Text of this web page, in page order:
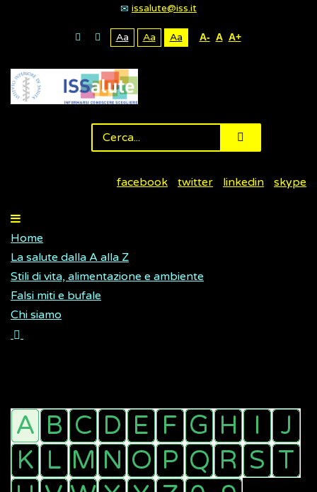
issalute@iss.it
Aa Aa Aa A- A A+
facebook twitter linkedin skype
Home
La salute dalla A alla Z
Stili di vita, alimentazione e ambiente
Falsi miti e bufale
Chi siamo